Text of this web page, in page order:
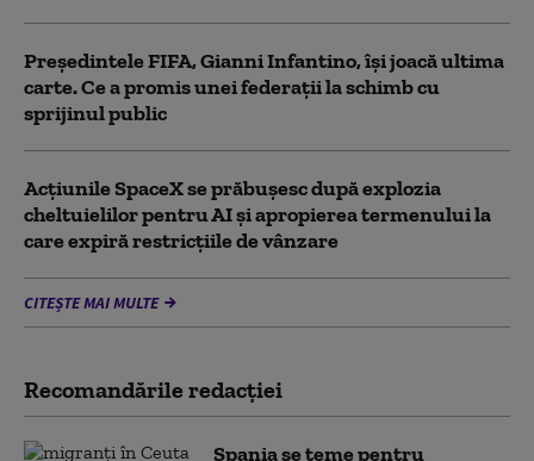
Președintele FIFA, Gianni Infantino, îşi joacă ultima
carte. Ce a promis unei federații la schimb cu
sprijinul public
Acţiunile SpaceX se prăbuşesc după explozia
cheltuielilor pentru AI şi apropierea termenului la
care expiră restricţiile de vânzare
CITEȘTE MAI MULTE
Recomandările redacţiei
Spania se teme pentru